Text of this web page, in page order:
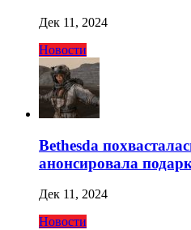
Дек 11, 2024
Новости
Bethesda
анонсировала
Дек 11, 2024
Новости